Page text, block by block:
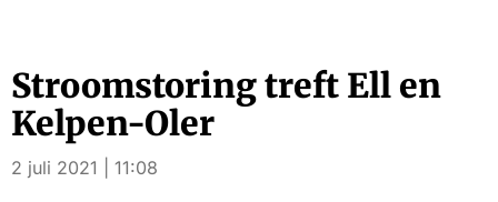
Stroomstoring treft Ell en
Kelpen-Oler
2 juli 2021 | 11:08